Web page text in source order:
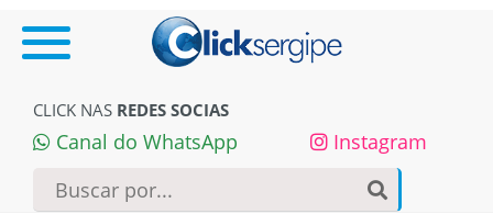
CLICK NAS REDES SOCIAS
Canal do WhatsApp Instagram